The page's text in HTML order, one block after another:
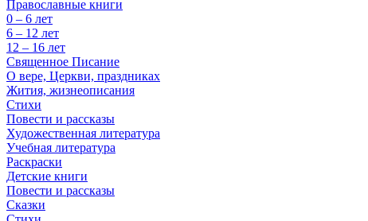
Православные книги
0 – 6 лет
6 – 12 лет
12 – 16 лет
Священное Писание
О вере, Церкви, праздниках
Жития, жизнеописания
Стихи
Повести и рассказы
Художественная литература
Учебная литература
Раскраски
Детские книги
Повести и рассказы
Сказки